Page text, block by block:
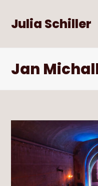
Julia Schiller
Jan